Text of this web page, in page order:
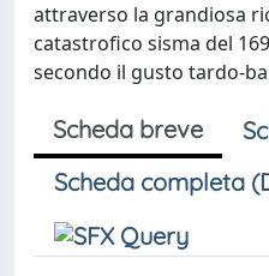
attraverso la grandiosa
catastrofico sisma del
secondo il gusto tardo-
Scheda breve
Scheda completa